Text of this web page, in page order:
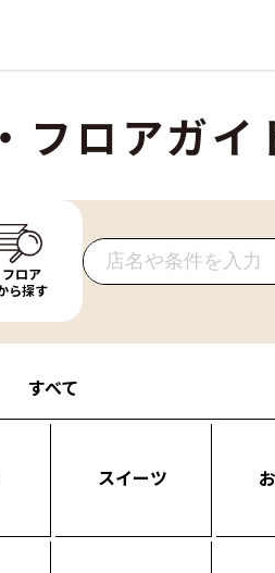
フロアガイ
フロア
ら探す
すべて
スイーツ